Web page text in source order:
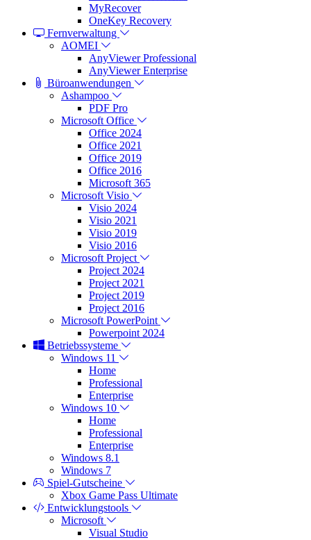
MyRecover
OneKey Recovery
Fernverwaltung
AOMEI
AnyViewer Professional
AnyViewer Enterprise
Büroanwendungen
Ashampoo
PDF Pro
Microsoft Office
Office 2024
Office 2021
Office 2019
Office 2016
Microsoft 365
Microsoft Visio
Visio 2024
Visio 2021
Visio 2019
Visio 2016
Microsoft Project
Project 2024
Project 2021
Project 2019
Project 2016
Microsoft PowerPoint
Powerpoint 2024
Betriebssysteme
Windows 11
Home
Professional
Enterprise
Windows 10
Home
Professional
Enterprise
Windows 8.1
Windows 7
Spiel-Gutscheine
Xbox Game Pass Ultimate
Entwicklungstools
Microsoft
Visual Studio